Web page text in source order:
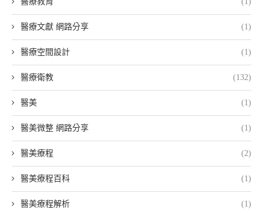
醫療文獻 網路分享 (1)
醫療空間設計 (1)
醫療衛教 (132)
醫美 (1)
醫美微整 網路分享 (1)
醫美療程 (2)
醫美療程百科 (1)
醫美療程解析 (1)